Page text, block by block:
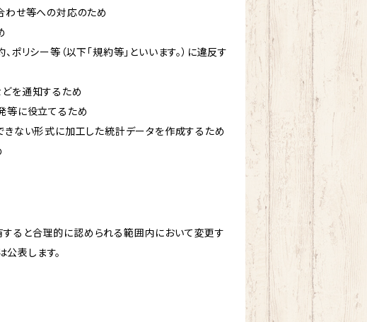
わせ等への対応のため
ポリシー等（以下「規約等」といいます。）に違反す
どを通知するため
等に役立てるため
きない形式に加工した統計データを作成するため
すると合理的に認められる範囲内において変更す
表します。